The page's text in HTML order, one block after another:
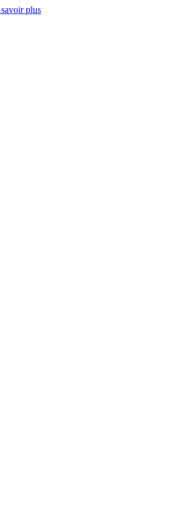
plus